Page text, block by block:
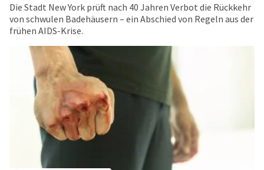
Die Stadt New York prüft nach 40 Jahren Verbot die Rückkehr
von schwulen Badehäusern – ein Abschied von Regeln aus der
frühen AIDS-Krise.